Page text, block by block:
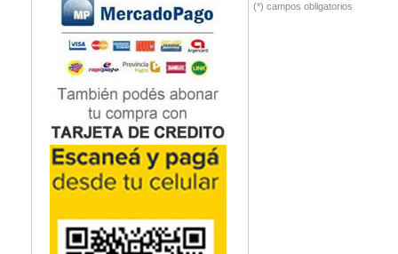
(*) campos obligatorios